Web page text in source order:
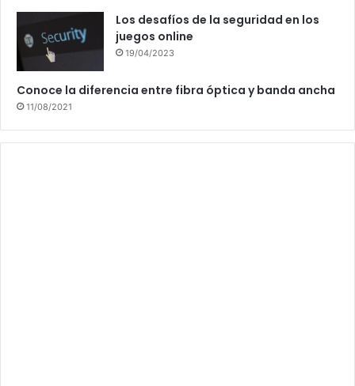
Los desafíos de la seguridad en los
juegos online
19/04/2023
Conoce la diferencia entre fibra óptica y banda ancha
11/08/2021